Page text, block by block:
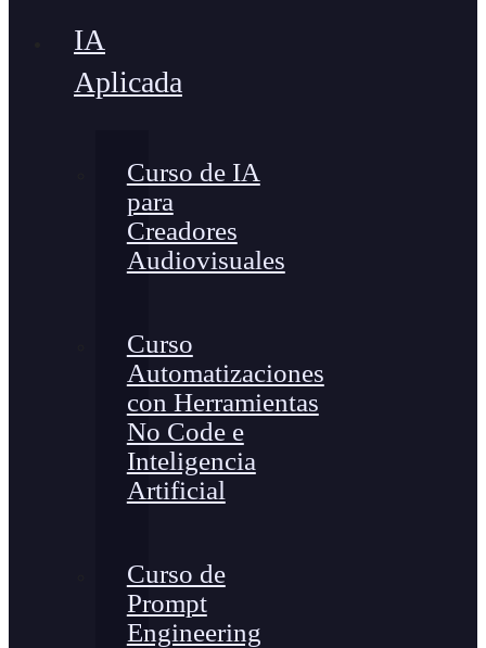
IA
Aplicada
Curso de IA
para
Creadores
Audiovisuales
Curso
Automatizaciones
con Herramientas
No Code e
Inteligencia
Artificial
Curso de
Prompt
Engineering